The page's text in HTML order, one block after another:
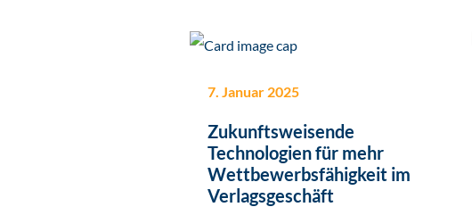
7. Januar 2025
Zukunftsweisende
Technologien für mehr
Wettbewerbsfähigkeit im
Verlagsgeschäft